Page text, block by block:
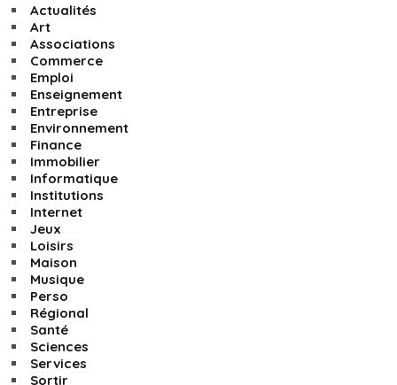
Actualités
Art
Associations
Commerce
Emploi
Enseignement
Entreprise
Environnement
Finance
Immobilier
Informatique
Institutions
Internet
Jeux
Loisirs
Maison
Musique
Perso
Régional
Santé
Sciences
Services
Sortir